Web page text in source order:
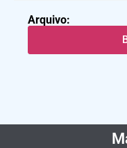
Arquivo: